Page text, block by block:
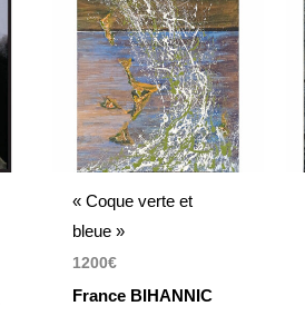
« Coque verte et
bleue »
1200€
France BIHANNIC